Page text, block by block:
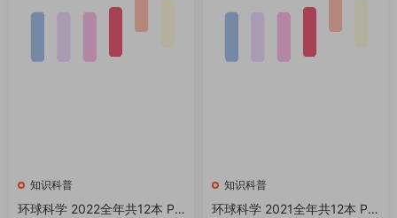
知识科普
环球科学 2022全年共12本 PD
知识科普
环球科学 2021全年共12本 PD